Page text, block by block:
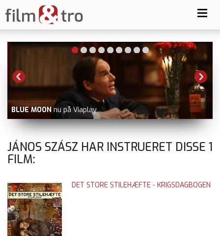
BLUE MOON nu på Viaplay
JÁNOS SZÁSZ HAR INSTRUERET DISSE 1
FILM:
DET STORE STILEHÆFTE - KRIGSDAGBOGEN